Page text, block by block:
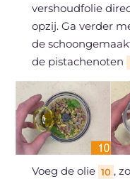
vershoudfolie
opzij. Ga verder
de
de pistachenoten
Voeg de olie 10 ,